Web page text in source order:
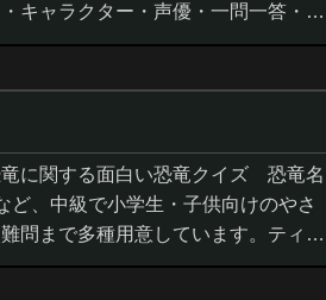
キャラクター・声優・一問一答・3
に関する面白い恐竜クイズ 恐竜名
、中級で小学生・子供向けのやさ
問まで多種用意しています。ティラ
ウルス,モササ...